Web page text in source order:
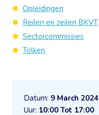
Datum: 9 March 2024
Uur: 10:00 Tot 17:00
Opleidingen
Reilen en zeilen BKVT
Sectorcommissies
Tolken